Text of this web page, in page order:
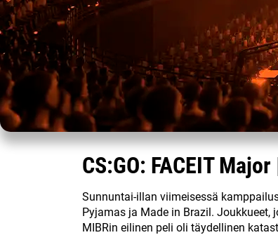
CS:GO: FACEIT
Sunnuntai-illan viimeisessä
Pyjamas ja Made in Brazil.
MIBRin eilinen peli oli täydellinen